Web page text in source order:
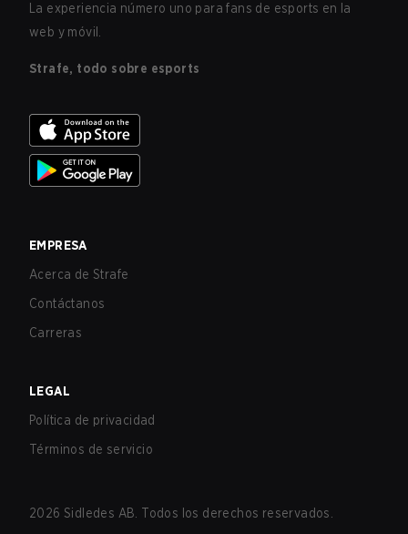
La experiencia número uno para fans de esports en la
web y móvil.
Strafe, todo sobre esports
EMPRESA
Acerca de Strafe
Contáctanos
Carreras
LEGAL
Política de privacidad
Términos de servicio
2026 Sidledes AB. Todos los derechos reservados.